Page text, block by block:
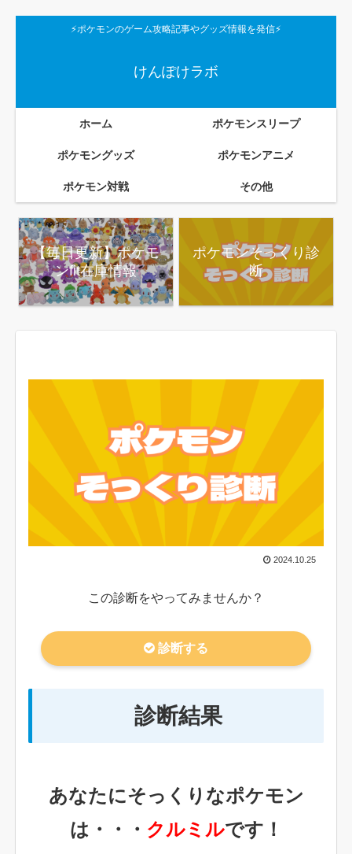
⚡ポケモンのゲーム攻略記事やグッズ情報を発信⚡
けんぽけラボ
ホーム ポケモンスリープ
ポケモングッズ ポケモンアニメ
ポケモン対戦 その他
【毎日更新】ポケモ
ンfit在庫情報
ポケモンそっくり診
断
2024.10.25
この診断をやってみませんか？
診断する
診断結果
あなたにそっくりなポケモン
は・・・ クルミルです！